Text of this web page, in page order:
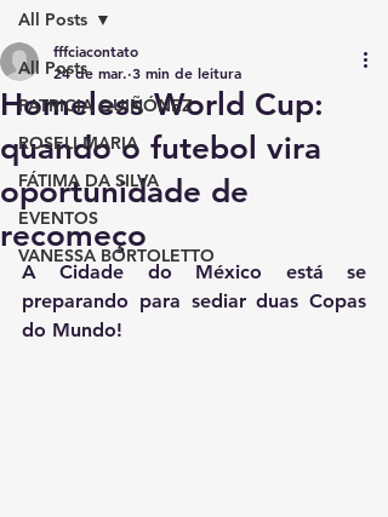
All Posts
PATRICIA QUIÑÓNEZ
ROSELI MARIA
FÁTIMA DA SILVA
EVENTOS
VANESSA BORTOLETTO
All Posts
Homeless World Cup:
quando o futebol vira
oportunidade de
recomeço
fffciacontato
24 de mar. 3 min de leitura
A Cidade do México está se
preparando para sediar duas Copas
do Mundo!